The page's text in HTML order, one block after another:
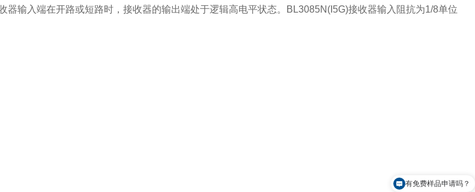
输入端在开路或短路时，接收器的输出端处于逻辑高电平状态。BL3085N(I5G)接收器输入阻抗为1/8单位
有免费样品申请吗？